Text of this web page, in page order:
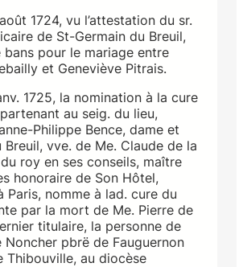
1724, vu l’attestation du sr.
de St-Germain du Breuil,
bans pour le mariage entre
et Geneviève Pitrais.
1725, la nomination à la cure
au seig. du lieu,
Philippe Bence, dame et
Breuil, vve. de Me. Claude de la
roy en ses conseils, maître
honoraire de Son Hôtel,
Paris, nomme à lad. cure du
par la mort de Me. Pierre de
titulaire, la personne de
Noncher pbrë de Fauguernon
Thibouville, au diocèse